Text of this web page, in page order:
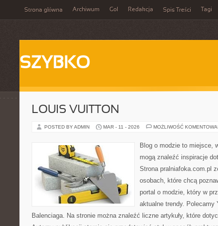
Strona główna Archiwum Gol Redakcja Spis Treści Tagi
SZYBKO
LOUIS VUITTON
POSTED BY ADMIN MAR - 11 - 2026 MOŻLIWOŚĆ
Blog o modzie to miejsce,
mogą znaleźć inspiracje
Strona pralniafoka.com.pl
osobach, które chcą
portal o modzie, który w
aktualne trendy. Polecamy
Balenciaga. Na stronie można znaleźć liczne artykuły, które